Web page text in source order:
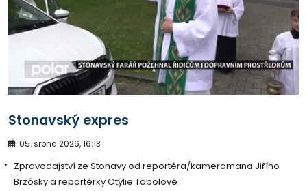
Stonavský expres
05. srpna 2026, 16:13
Zpravodajství ze Stonavy od reportéra/kameramana Jiřího
Brzósky a reportérky Otýlie Tobolové